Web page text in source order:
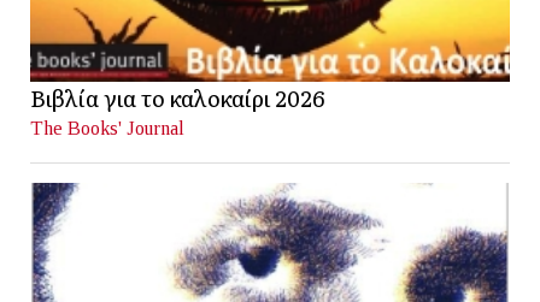
Βιβλία για το καλοκαίρι 2026
The Books' Journal